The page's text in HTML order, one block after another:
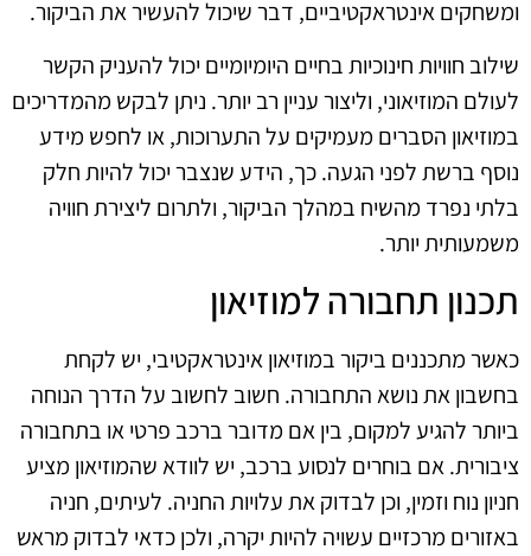
ומשחקים אינטראקטיביים, דבר שיכול להעשיר את הביקור.
שילוב חוויות חינוכיות בחיים היומיומיים יכול להעניק הקשר
לעולם המוזיאוני, וליצור עניין רב יותר. ניתן לבקש מהמדריכים
במוזיאון הסברים מעמיקים על התערוכות, או לחפש מידע
נוסף ברשת לפני הגעה. כך, הידע שנצבר יכול להיות חלק
בלתי נפרד מהשיח במהלך הביקור, ולתרום ליצירת חוויה
משמעותית יותר.
תכנון תחבורה למוזיאון
כאשר מתכננים ביקור במוזיאון אינטראקטיבי, יש לקחת
בחשבון את נושא התחבורה. חשוב לחשוב על הדרך הנוחה
ביותר להגיע למקום, בין אם מדובר ברכב פרטי או בתחבורה
ציבורית. אם בוחרים לנסוע ברכב, יש לוודא שהמוזיאון מציע
חניון נוח וזמין, וכן לבדוק את עלויות החניה. לעיתים, חניה
באזורים מרכזיים עשויה להיות יקרה, ולכן כדאי לבדוק מראש